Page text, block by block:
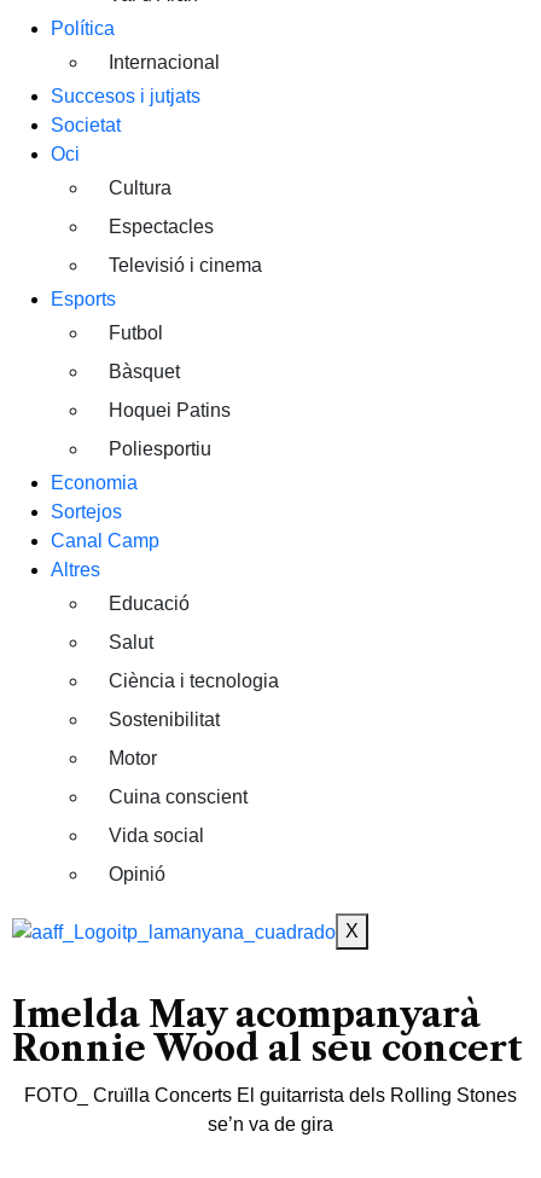
Política
Internacional
Succesos i jutjats
Societat
Oci
Cultura
Espectacles
Televisió i cinema
Esports
Futbol
Bàsquet
Hoquei Patins
Poliesportiu
Economia
Sortejos
Canal Camp
Altres
Educació
Salut
Ciència i tecnologia
Sostenibilitat
Motor
Cuina conscient
Vida social
Opinió
X
Imelda May acompanyarà
Ronnie Wood al seu concert
FOTO_ Cruïlla Concerts El guitarrista dels Rolling Stones
se’n va de gira